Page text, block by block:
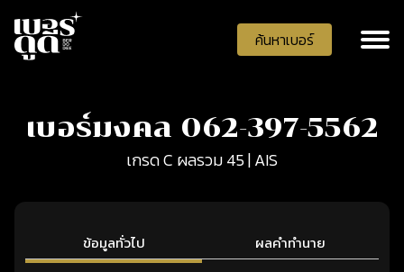
ค้นหาเบอร์
เบอร์มงคล 062-397-5562
เกรด C ผลรวม 45 | AIS
ข้อมูลทั่วไป ผลคำทำนาย